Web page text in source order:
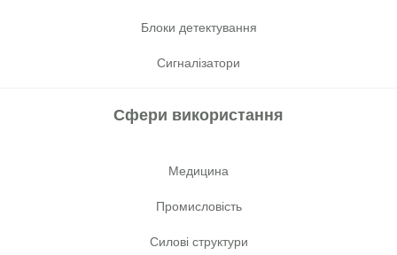
Блоки детектування
Сигналізатори
Сфери використання
Медицина
Промисловість
Cилові структури